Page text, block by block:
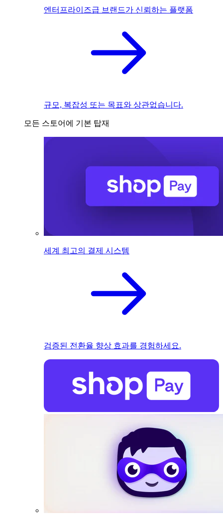
엔터프라이즈급 브랜드가 신뢰하는 플랫폼
규모, 복잡성 또는 목표와 상관없습니다.
모든 스토어에 기본 탑재
세계 최고의 결제 시스템
검증된 전환율 향상 효과를 경험하세요.